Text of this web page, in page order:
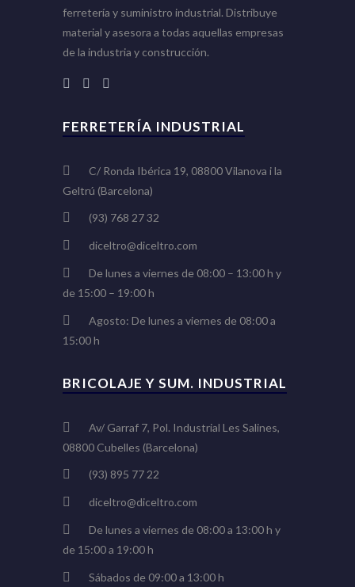
ferretería y suministro industrial. Distribuye
material y asesora a todas aquellas empresas
de la industria y construcción.
FERRETERÍA INDUSTRIAL
C/ Ronda Ibérica 19, 08800 Vilanova i la
Geltrú (Barcelona)
(93) 768 27 32
diceltro@diceltro.com
De lunes a viernes de 08:00 – 13:00 h y
de 15:00 – 19:00 h
Agosto: De lunes a viernes de 08:00 a
15:00 h
BRICOLAJE Y SUM. INDUSTRIAL
Av/ Garraf 7, Pol. Industrial Les Salines,
08800 Cubelles (Barcelona)
(93) 895 77 22
diceltro@diceltro.com
De lunes a viernes de 08:00 a 13:00 h y
de 15:00 a 19:00 h
Sábados de 09:00 a 13:00 h